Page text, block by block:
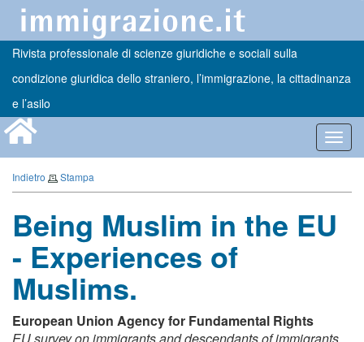
Rivista professionale di scienze giuridiche e sociali sulla
condizione giuridica dello straniero, l’immigrazione, la cittadinanza
e l’asilo
Indietro Stampa
Being Muslim in the EU
- Experiences of
Muslims.
European Union Agency for Fundamental Rights